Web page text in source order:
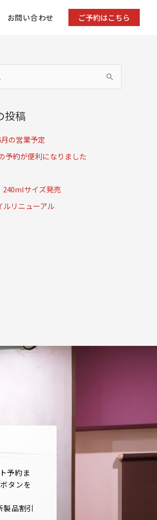
お問い合わせ ご予約はこちら
投稿
の営業予定
予約が便利になりました
サイズ発売
ルリニューアル
予約ま
タンを
品割引